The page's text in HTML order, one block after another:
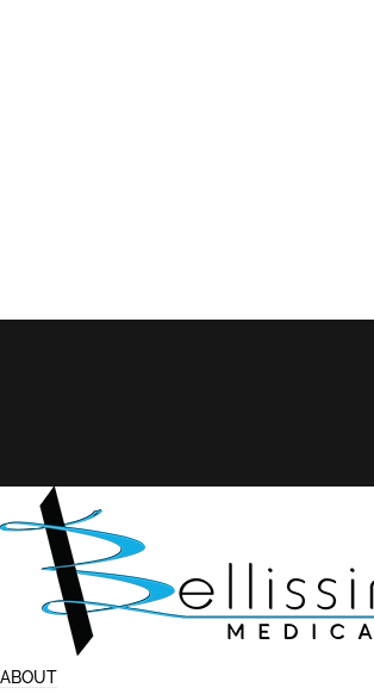
ABOUT